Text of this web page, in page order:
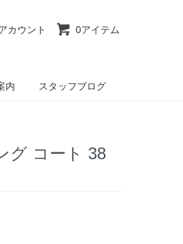
カウント 0アイテム
内 スタッフブログ
グ コート 38